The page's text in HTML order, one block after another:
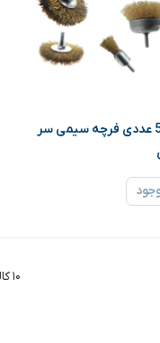
ست 5 عددی فرچه سیمی سر
۱۰ کالا